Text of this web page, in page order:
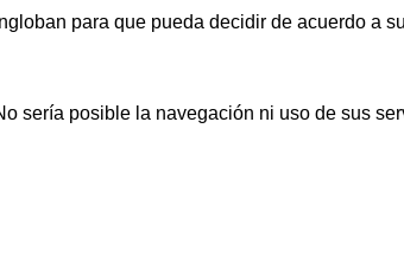
para que pueda decidir de acuerdo a
sería posible la navegación ni uso de sus